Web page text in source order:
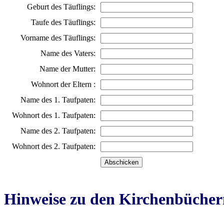
Geburt des Täuflings:
Taufe des Täuflings:
Vorname des Täuflings:
Name des Vaters:
Name der Mutter:
Wohnort der Eltern :
Name des 1. Taufpaten:
Wohnort des 1. Taufpaten:
Name des 2. Taufpaten:
Wohnort des 2. Taufpaten:
Hinweise zu den